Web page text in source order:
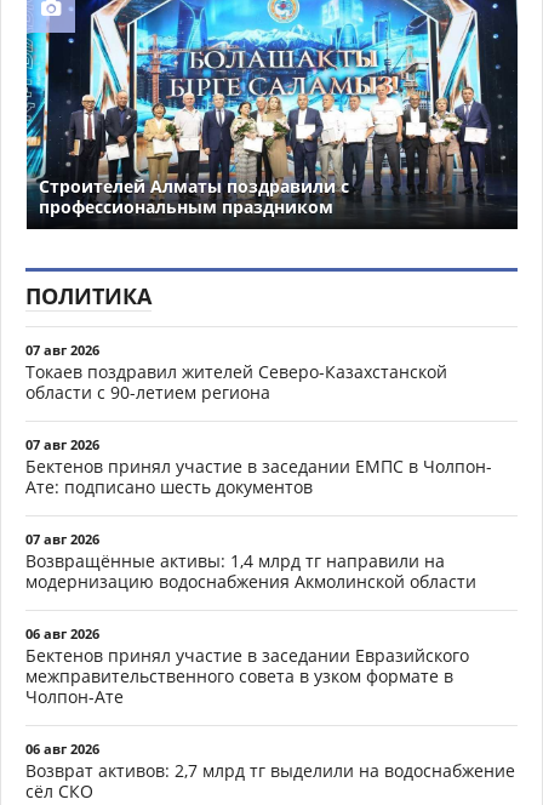
Строителей Алматы поздравили с
профессиональным праздником
ПОЛИТИКА
07 авг 2026
Токаев поздравил жителей Северо-Казахстанской
области с 90-летием региона
07 авг 2026
Бектенов принял участие в заседании ЕМПС в Чолпон-
Ате: подписано шесть документов
07 авг 2026
Возвращённые активы: 1,4 млрд тг направили на
модернизацию водоснабжения Акмолинской области
06 авг 2026
Бектенов принял участие в заседании Евразийского
межправительственного совета в узком формате в
Чолпон-Ате
06 авг 2026
Возврат активов: 2,7 млрд тг выделили на водоснабжение
сёл СКО